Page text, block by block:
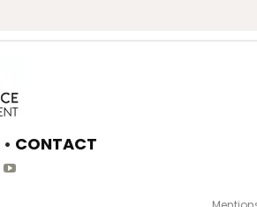
• CONTACT